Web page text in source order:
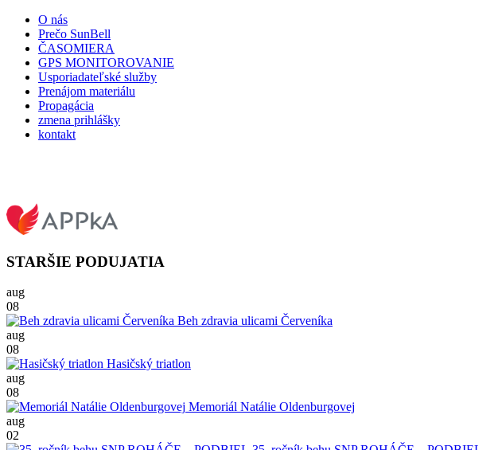
O nás
Prečo SunBell
ČASOMIERA
GPS MONITOROVANIE
Usporiadateľské služby
Prenájom materiálu
Propagácia
zmena prihlášky
kontakt
STARŠIE PODUJATIA
aug
08
Beh zdravia ulicami Červeníka
aug
08
Hasičský triatlon
aug
08
Memoriál Natálie Oldenburgovej
aug
02